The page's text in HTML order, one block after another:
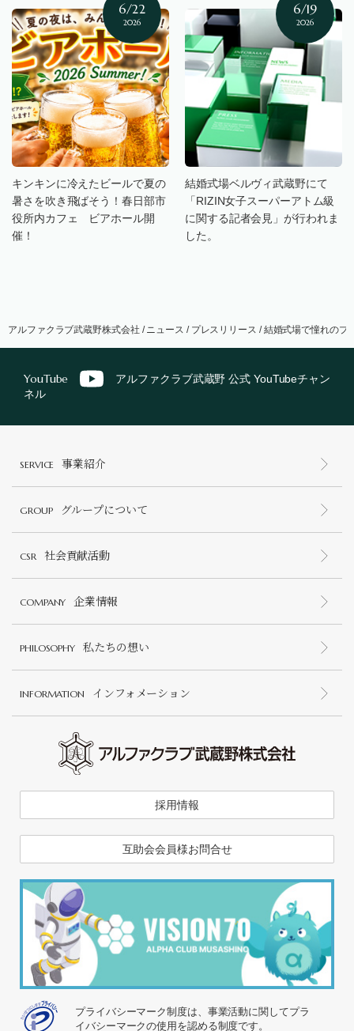
6/22
2026
キンキンに冷えたビールで夏の
暑さを吹き飛ばそう！春日部市
役所内カフェ ビアホール開
催！
6/19
2026
結婚式場ベルヴィ武蔵野にて
「RIZIN女子スーパーアトム級
に関する記者会見」が行われま
した。
アルファクラブ武蔵野株式会社 /ニュース / プレスリリース /結婚式場で憧れのプ
YouTube
アルファクラブ武蔵野 公式 YouTubeチャン
ネル
SERVICE 事業紹介
GROUP グループについて
CSR 社会貢献活動
COMPANY 企業情報
PHILOSOPHY 私たちの想い
INFORMATION インフォメーション
採用情報
互助会会員様お問合せ
プライバシーマーク制度は、事業活動に関してプラ
イバシーマークの使用を認める制度です。